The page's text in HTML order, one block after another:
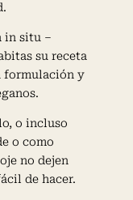
in situ –
su receta
formulación y
o incluso
o como
no dejen
de hacer.